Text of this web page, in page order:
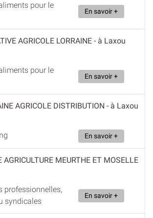
pour le
En savoir +
AGRICOLE LORRAINE - à Laxou
pour le
En savoir +
AGRICOLE DISTRIBUTION - à Laxou
En savoir +
AGRICULTURE MEURTHE ET MOSELLE
professionnelles,
syndicales
En savoir +